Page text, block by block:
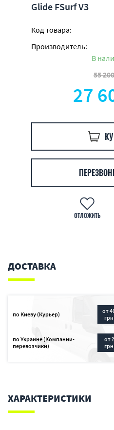
Glide FSurf V3
Код товара:
Производитель:
В
55 200
27
ОТЛОЖИТЬ
ДОСТАВКА
по Киеву (Курьер)
от
грн
по Украине (Компании-
перевозчики)
от ?
грн
ХАРАКТЕРИСТИКИ